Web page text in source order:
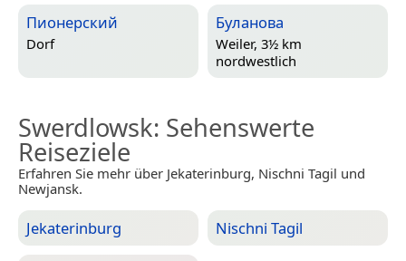
Пионерский
Dorf
Буланова
Weiler, 3½ km
nordwestlich
Swerdlowsk: Sehenswerte
Reiseziele
Erfahren Sie mehr über Jekaterinburg, Nischni Tagil und
Newjansk.
Jekaterinburg Nischni Tagil